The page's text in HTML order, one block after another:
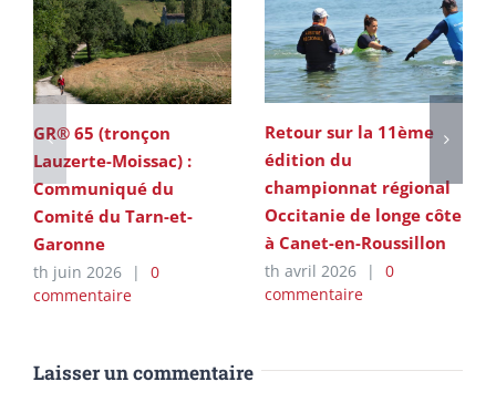
GR® 65 (tronçon
Lauzerte-Moissac) :
Communiqué du
Comité du Tarn-et-
Garonne
th juin 2026 |
0
commentaire
Retour sur la 11ème
édition du
championnat régional
Occitanie de longe côte
à Canet-en-Roussillon
th avril 2026 |
0
commentaire
Laisser un commentaire